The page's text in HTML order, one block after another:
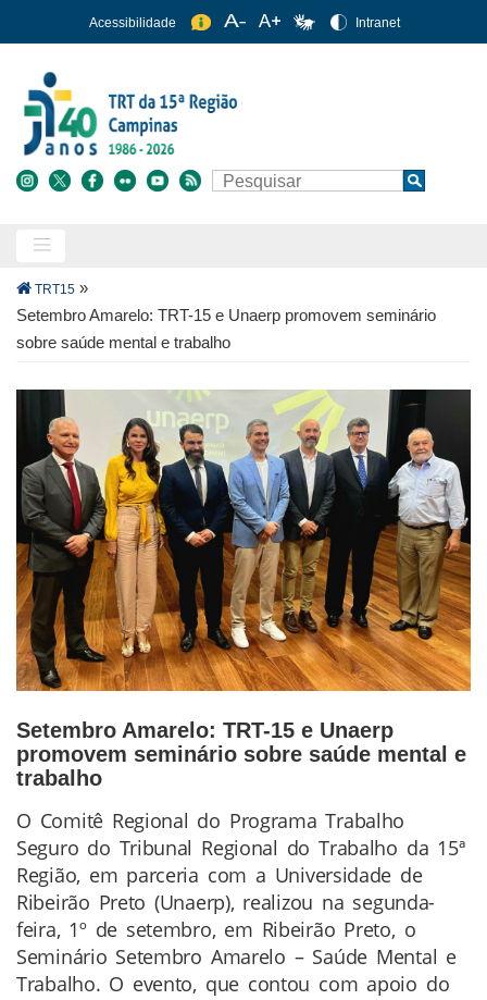
para
conteúdo
principal
Acessibilidade Intranet
Buscar Search
Trilha
de
navegação
TRT15 »
Setembro Amarelo: TRT-15 e Unaerp promovem seminário
sobre saúde mental e trabalho
Setembro Amarelo: TRT-15 e Unaerp
promovem seminário sobre saúde mental e
trabalho
Conteúdo
da
Notícia
O Comitê Regional do Programa Trabalho
Seguro do Tribunal Regional do Trabalho da 15ª
Região, em parceria com a Universidade de
Ribeirão Preto (Unaerp), realizou na segunda-
feira, 1º de setembro, em Ribeirão Preto, o
Seminário Setembro Amarelo – Saúde Mental e
Trabalho. O evento, que contou com apoio do